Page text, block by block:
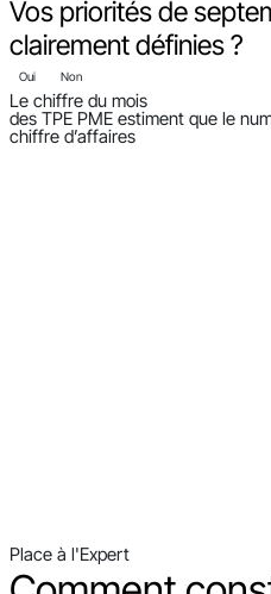
Vos priorités de
clairement définies ?
Oui Non
Le chiffre du mois
des TPE PME estiment que le
chiffre d’affaires
Place à l'Expert